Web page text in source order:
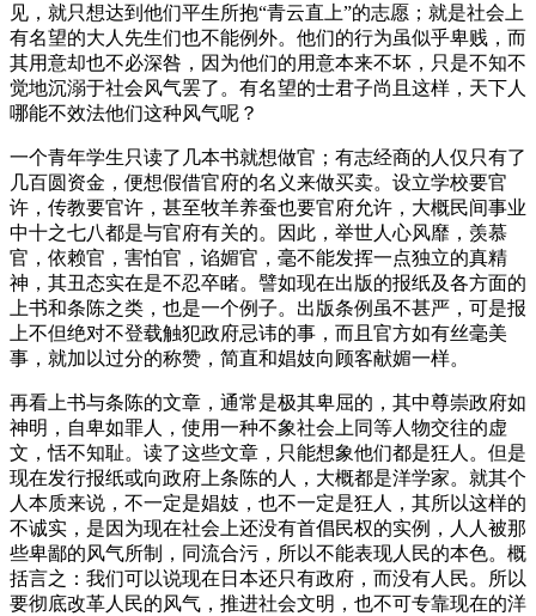
见，就只想达到他们平生所抱“青云直上”的志愿；就是社会上
有名望的大人先生们也不能例外。他们的行为虽似乎卑贱，而
其用意却也不必深咎，因为他们的用意本来不坏，只是不知不
觉地沉溺于社会风气罢了。有名望的士君子尚且这样，天下人
哪能不效法他们这种风气呢？
一个青年学生只读了几本书就想做官；有志经商的人仅只有了
几百圆资金，便想假借官府的名义来做买卖。设立学校要官
许，传教要官许，甚至牧羊养蚕也要官府允许，大概民间事业
中十之七八都是与官府有关的。因此，举世人心风靡，羡慕
官，依赖官，害怕官，谄媚官，毫不能发挥一点独立的真精
神，其丑态实在是不忍卒睹。譬如现在出版的报纸及各方面的
上书和条陈之类，也是一个例子。出版条例虽不甚严，可是报
上不但绝对不登载触犯政府忌讳的事，而且官方如有丝毫美
事，就加以过分的称赞，简直和娼妓向顾客献媚一样。
再看上书与条陈的文章，通常是极其卑屈的，其中尊崇政府如
神明，自卑如罪人，使用一种不象社会上同等人物交往的虚
文，恬不知耻。读了这些文章，只能想象他们都是狂人。但是
现在发行报纸或向政府上条陈的人，大概都是洋学家。就其个
人本质来说，不一定是娼妓，也不一定是狂人，其所以这样的
不诚实，是因为现在社会上还没有首倡民权的实例，人人被那
些卑鄙的风气所制，同流合污，所以不能表现人民的本色。概
括言之：我们可以说现在日本还只有政府，而没有人民。所以
要彻底改革人民的风气，推进社会文明，也不可专靠现在的洋